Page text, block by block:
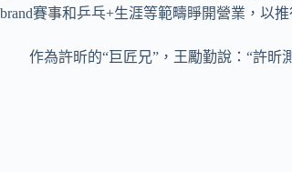
brand賽事和乒乓+生涯等範疇睜開營業，以
作為許昕的“巨匠兄”，王勵勤說：“許昕